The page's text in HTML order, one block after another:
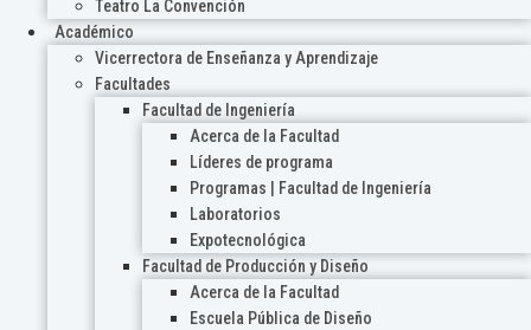
Teatro La Convención
Académico
Vicerrectora de Enseñanza y Aprendizaje
Facultades
Facultad de Ingeniería
Acerca de la Facultad
Líderes de programa
Programas | Facultad de Ingeniería
Laboratorios
Expotecnológica
Facultad de Producción y Diseño
Acerca de la Facultad
Escuela Pública de Diseño